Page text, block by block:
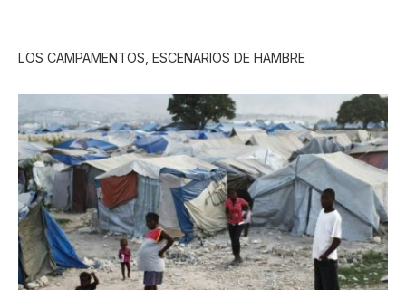
LOS CAMPAMENTOS, ESCENARIOS DE HAMBRE